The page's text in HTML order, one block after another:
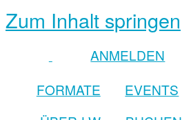
Zum Inhalt springen
ANMELDEN
FORMATE
EVENTS